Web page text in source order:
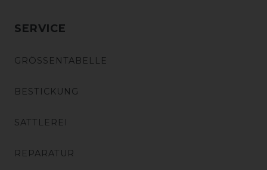
SERVICE
GRÖSSENTABELLE
BESTICKUNG
SATTLEREI
REPARATUR